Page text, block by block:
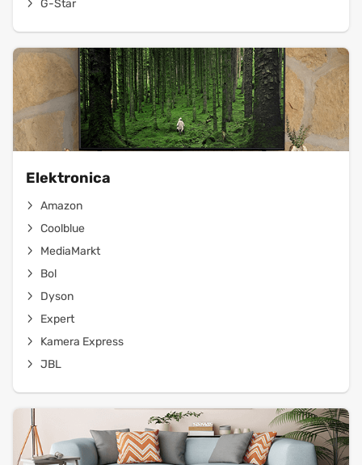
G-Star
Elektronica
Amazon
Coolblue
MediaMarkt
Bol
Dyson
Expert
Kamera Express
JBL